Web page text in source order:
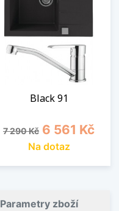
Black 91
Běžná cena
7 290 Kč Cena
6 561 Kč
Na dotaz
Parametry zboží